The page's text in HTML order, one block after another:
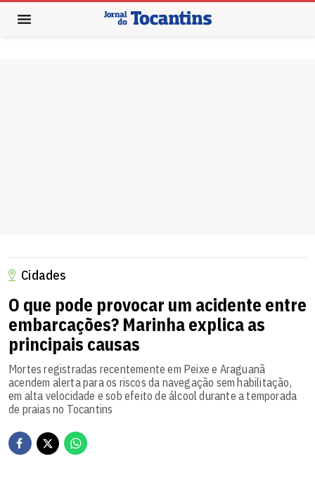
Cidades
O que pode provocar um acidente entre
embarcações? Marinha explica as
principais causas
Mortes registradas recentemente em Peixe e Araguanã
acendem alerta para os riscos da navegação sem habilitação,
em alta velocidade e sob efeito de álcool durante a temporada
de praias no Tocantins